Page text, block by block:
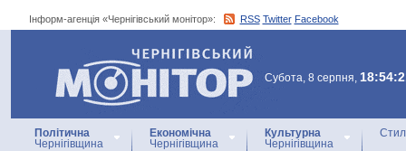
Інформ-агенція «Чернігівський монітор»: RSS Twitter Facebook
Інформ-агенція
«Чернігівський монітор»
Субота, 8 серпня,
Політична
Чернігівщина
Економічна
Чернігівщина
Культурна
Чернігівщина